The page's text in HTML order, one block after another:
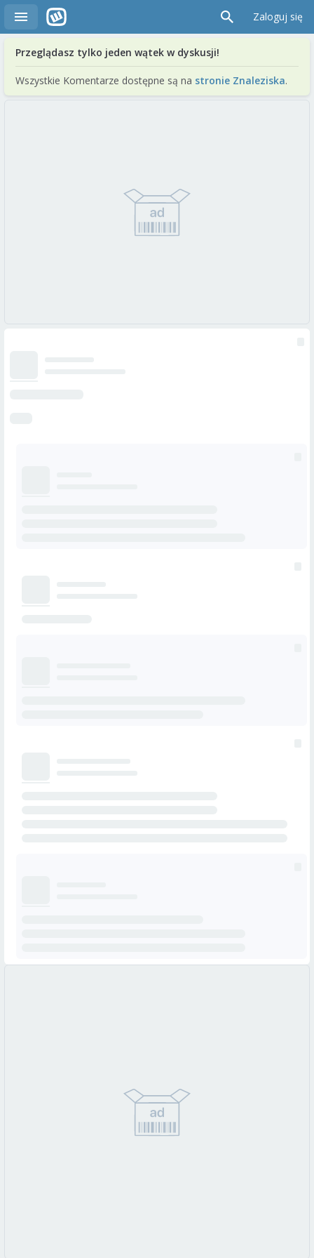
Zaloguj się
Przeglądasz tylko jeden wątek w dyskusji!
Wszystkie Komentarze dostępne są na stronie Znaleziska.